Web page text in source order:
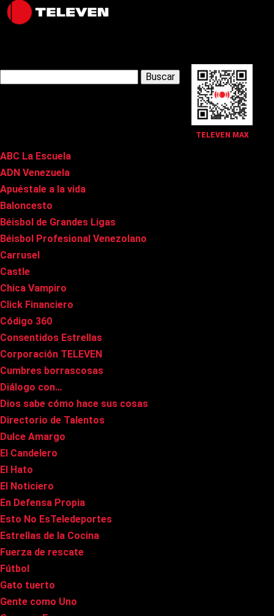
TELEVEN MAX
Latest Posts
ABC La Escuela
ADN Venezuela
Apuéstale a la vida
Baloncesto
Béisbol de Grandes Ligas
Béisbol Profesional Venezolano
Carrusel
Castle
Chica Vampiro
Click Financiero
Código 360
Consentidos Estrellas
Corporación TELEVEN
Cumbres borrascosas
Diálogo con…
Dios sabe cómo hace sus cosas
Directorio de Talentos
Dulce Amargo
El Candelero
El Hato
El Noticiero
En Defensa Propia
Esto No EsTeledeportes
Estrellas de la Cocina
Fuerza de rescate
Fútbol
Gato tuerto
Gente como Uno